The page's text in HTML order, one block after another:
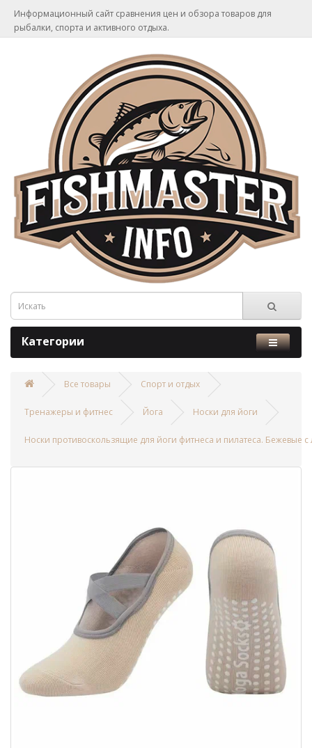
Информационный сайт сравнения цен и обзора товаров для
рыбалки, спорта и активного отдыха.
Категории
Все товары Спорт и отдых
Тренажеры и фитнес Йога Носки для йоги
Носки противоскользящие для йоги фитнеса и пилатеса. Бежевые